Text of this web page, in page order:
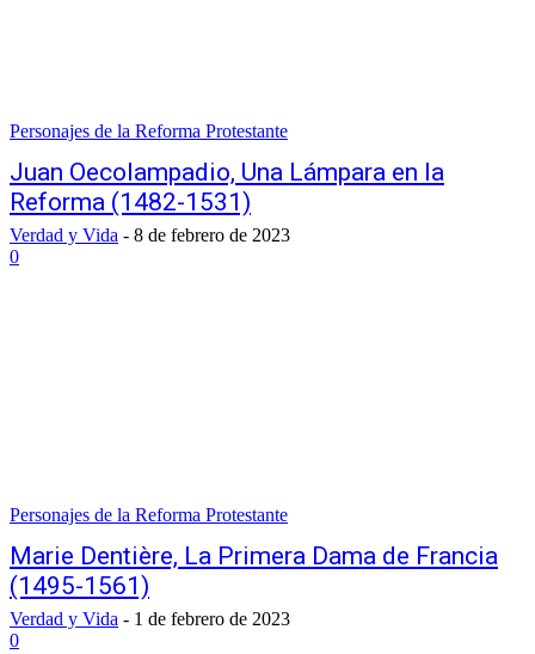
Personajes de la Reforma Protestante
Juan Oecolampadio, Una Lámpara en la
Reforma (1482-1531)
Verdad y Vida - 8 de febrero de 2023
0
Personajes de la Reforma Protestante
Marie Dentière, La Primera Dama de Francia
(1495-1561)
Verdad y Vida - 1 de febrero de 2023
0